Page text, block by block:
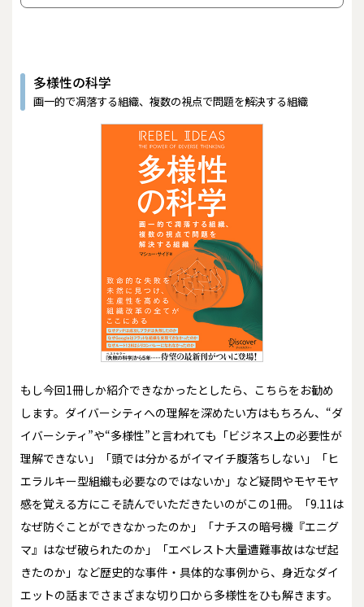
多様性の科学
画一的で凋落する組織、複数の視点で問題を解決する組織
もし今回1冊しか紹介できなかったとしたら、こちらをお勧め
します。ダイバーシティへの理解を深めたい方はもちろん、“ダ
イバーシティ”や“多様性”と言われても「ビジネス上の必要性が
理解できない」「頭では分かるがイマイチ腹落ちしない」「ヒ
エラルキー型組織も必要なのではないか」など疑問やモヤモヤ
感を覚える方にこそ読んでいただきたいのがこの1冊。「9.11は
なぜ防ぐことができなかったのか」「ナチスの暗号機『エニグ
マ』はなぜ破られたのか」「エベレスト大量遭難事故はなぜ起
きたのか」など歴史的な事件・具体的な事例から、身近なダイ
エットの話までさまざまな切り口から多様性をひも解きます。